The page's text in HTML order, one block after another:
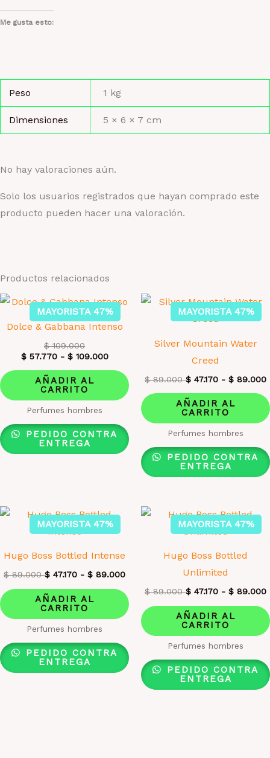
Me gusta esto:
Peso 1 kg
Dimensiones 5 × 6 × 7 cm
No hay valoraciones aún.
Solo los usuarios registrados que hayan comprado este
producto pueden hacer una valoración.
Productos relacionados
MAYORISTA 47%
Dolce & Gabbana Intenso
$109.000
$57.770- $109.000
AÑADIR AL
CARRITO
Perfumes hombres
PEDIDO CONTRA
ENTREGA
MAYORISTA 47%
Silver Mountain Water
Creed
$89.000 $ 47.170 - $ 89.000
AÑADIR AL
CARRITO
Perfumes hombres
PEDIDO CONTRA
ENTREGA
MAYORISTA 47%
Hugo Boss Bottled Intense
$89.000 $ 47.170 - $ 89.000
AÑADIR AL
CARRITO
Perfumes hombres
PEDIDO CONTRA
ENTREGA
MAYORISTA 47%
Hugo Boss Bottled
Unlimited
$89.000 $ 47.170 - $ 89.000
AÑADIR AL
CARRITO
Perfumes hombres
PEDIDO CONTRA
ENTREGA